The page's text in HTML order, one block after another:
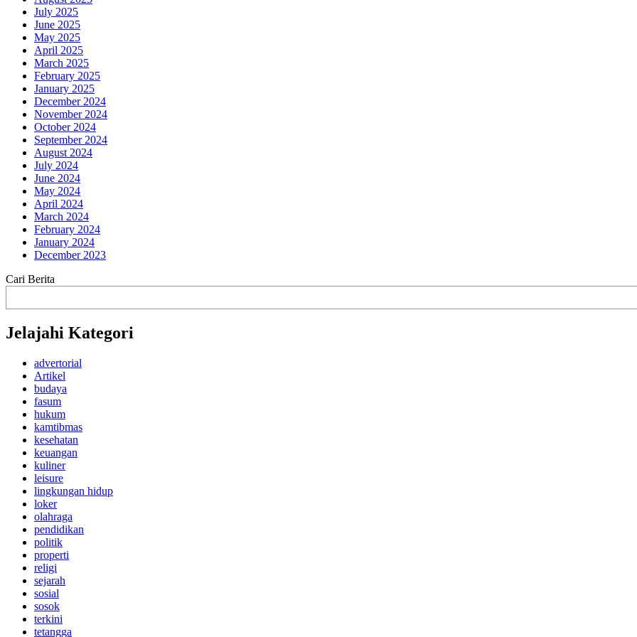
July 2025
June 2025
May 2025
April 2025
March 2025
February 2025
January 2025
December 2024
November 2024
October 2024
September 2024
August 2024
July 2024
June 2024
May 2024
April 2024
March 2024
February 2024
January 2024
December 2023
Cari Berita
Jelajahi Kategori
advertorial
Artikel
budaya
fasum
hukum
kamtibmas
kesehatan
keuangan
kuliner
leisure
lingkungan hidup
loker
olahraga
pendidikan
politik
properti
religi
sejarah
sosial
sosok
terkini
tetangga